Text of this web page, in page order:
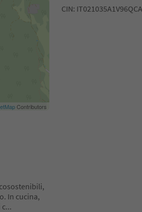
CIN:
Contributors
In cucina,
c...